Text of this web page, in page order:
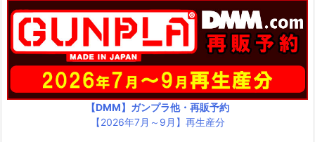
【DMM】ガンプラ他・再販予約
【2026年7月～9月】再生産分